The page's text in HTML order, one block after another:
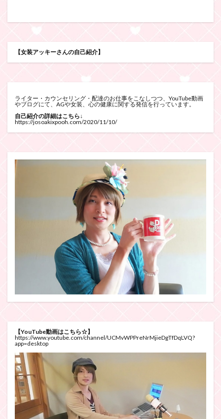
【女装アッキーさんの自己紹介】
ライター・カウンセリング・配達のお仕事をこなしつつ、YouTube動画
やブログにて、AGや女装、心の健康に関する発信を行っています。
自己紹介の詳細はこちら↓
https://josoakixpooh.com/2020/11/10/
【YouTube動画はこちら☆】
https://www.youtube.com/channel/UCMvWPPreNrMjieDgTfDqLVQ?
app=desktop